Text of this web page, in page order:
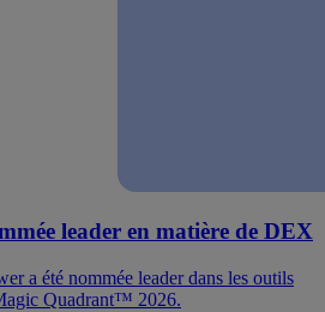
leader en matière de DEX
a été nommée leader dans les outils
Quadrant™ 2026.